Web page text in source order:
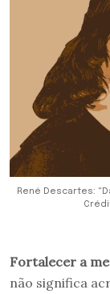
René Descartes:
Fortalecer a
não significa